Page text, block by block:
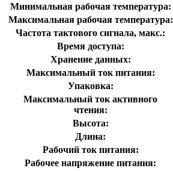
Минимальная рабочая температура:
Максимальная рабочая температура:
Частота тактового сигнала, макс.:
Время доступа:
Хранение данных:
Максимальный ток питания:
Упаковка:
Максимальный ток активного
чтения:
Высота:
Длина:
Рабочий ток питания:
Рабочее напряжение питания: